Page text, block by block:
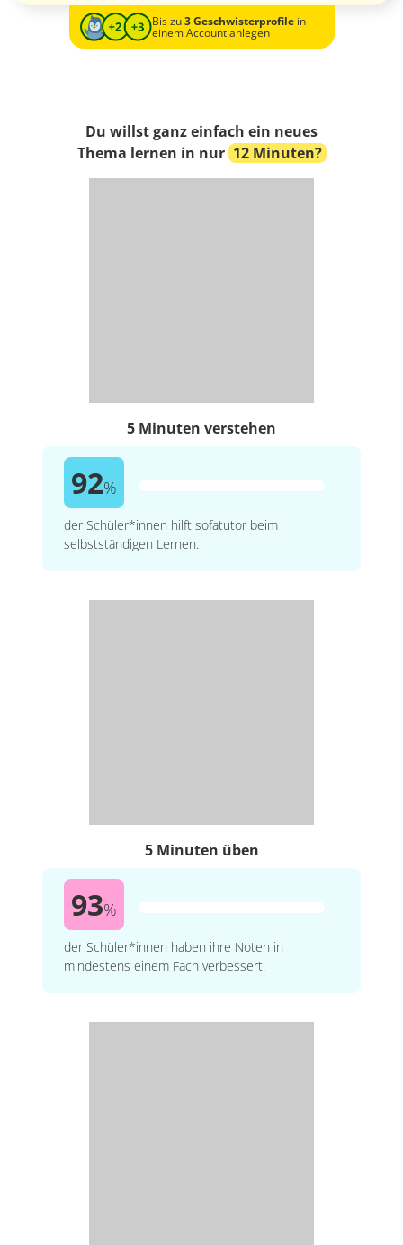
Bis zu3 Geschwisterprofilein
einem Account anlegen
Du willst ganz einfach ein neues
Thema lernen in nur 12 Minuten?
5 Minuten verstehen
92%
der Schüler*innen hilft sofatutor beim
selbstständigen Lernen.
5 Minuten üben
93%
der Schüler*innen haben ihre Noten in
mindestens einem Fach verbessert.